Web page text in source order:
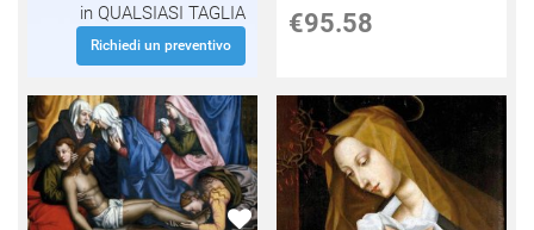
in QUALSIASI TAGLIA
Richiedi un preventivo
€95.58